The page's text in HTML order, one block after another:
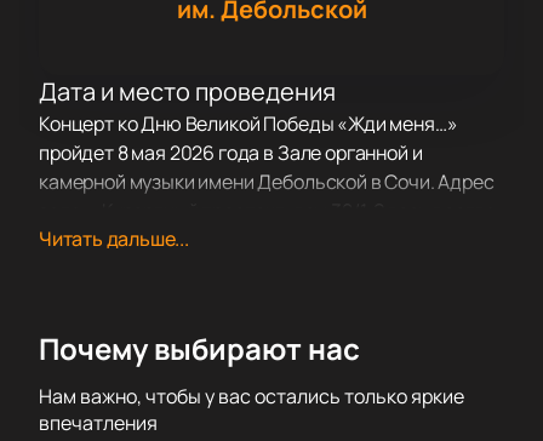
им. Дебольской
Дата и место проведения
Концерт ко Дню Великой Победы «Жди меня…»
пройдет 8 мая 2026 года в Зале органной и
камерной музыки имени Дебольской в Сочи. Адрес
царит особая атмосфера и звучит прекрасная
Организаторы посвятили этот вечер празднику
Победы. Гости услышат выступления популярных
артистов, которые исполнят любимые композиции
Читать дальше...
Почему выбирают нас
Нам важно, чтобы у вас остались только яркие
впечатления